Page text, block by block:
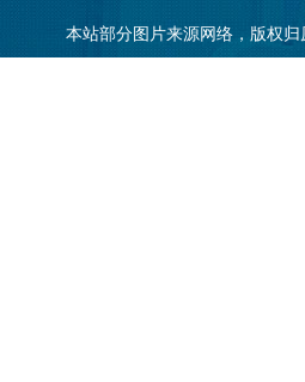
本站部分图片来源网络，版权